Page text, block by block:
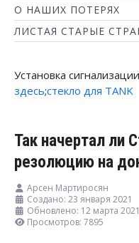
О НАШИХ ПОТЕРЯХ
ЛИСТАЯ СТАРЫЕ
Установка
здесь;стекло для TANK
Так начертал ли
резолюцию на
Арсен Мартиросян
Создано: 23 января 2021
Обновлено: 12 марта 2021
Просмотров: 7895